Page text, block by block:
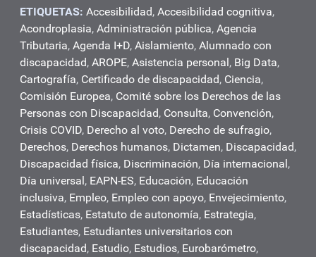
ETIQUETAS: Accesibilidad, Accesibilidad cognitiva,
Acondroplasia, Administración pública, Agencia
Tributaria, Agenda I+D, Aislamiento, Alumnado con
discapacidad, AROPE, Asistencia personal, Big Data,
Cartografía, Certificado de discapacidad, Ciencia,
Comisión Europea, Comité sobre los Derechos de las
Personas con Discapacidad, Consulta, Convención,
Crisis COVID, Derecho al voto, Derecho de sufragio,
Derechos, Derechos humanos, Dictamen, Discapacidad,
Discapacidad física, Discriminación, Día internacional,
Día universal, EAPN-ES, Educación, Educación
inclusiva, Empleo, Empleo con apoyo, Envejecimiento,
Estadísticas, Estatuto de autonomía, Estrategia,
Estudiantes, Estudiantes universitarios con
discapacidad, Estudio, Estudios, Eurobarómetro,